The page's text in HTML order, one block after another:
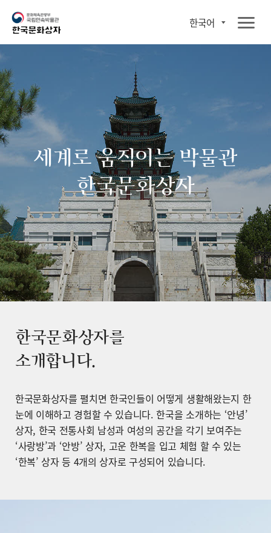
한국어
세계로 움직이는 박물관
한국문화상자
한국문화상자를
소개합니다.
한국문화상자를 펼치면 한국인들이 어떻게 생활해왔는지 한
눈에 이해하고 경험할 수 있습니다. 한국을 소개하는 ‘안녕’
상자, 한국 전통사회 남성과 여성의 공간을 각기 보여주는
‘사랑방’과 ‘안방’ 상자, 고운 한복을 입고 체험 할 수 있는
‘한복’ 상자 등 4개의 상자로 구성되어 있습니다.